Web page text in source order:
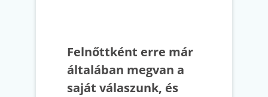
Felnőttként erre már
általában megvan a
saját válaszunk, és